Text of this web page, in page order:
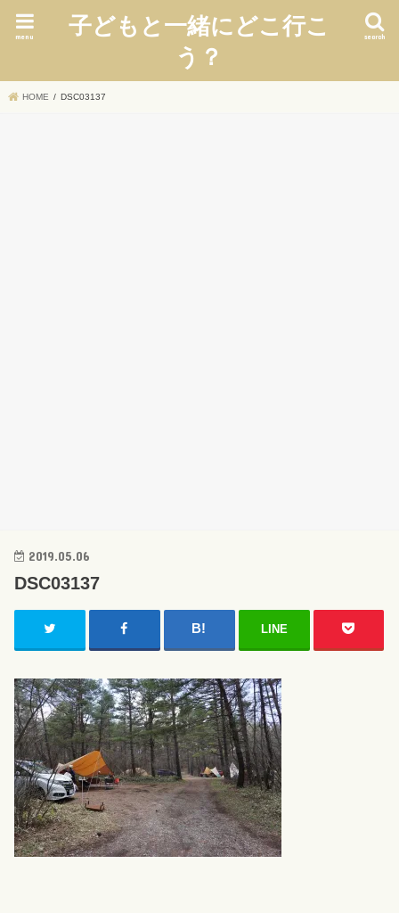
子どもと一緒にどこ行こ
う？
search
menu
HOME DSC03137
2019.05.06
DSC03137
LINE